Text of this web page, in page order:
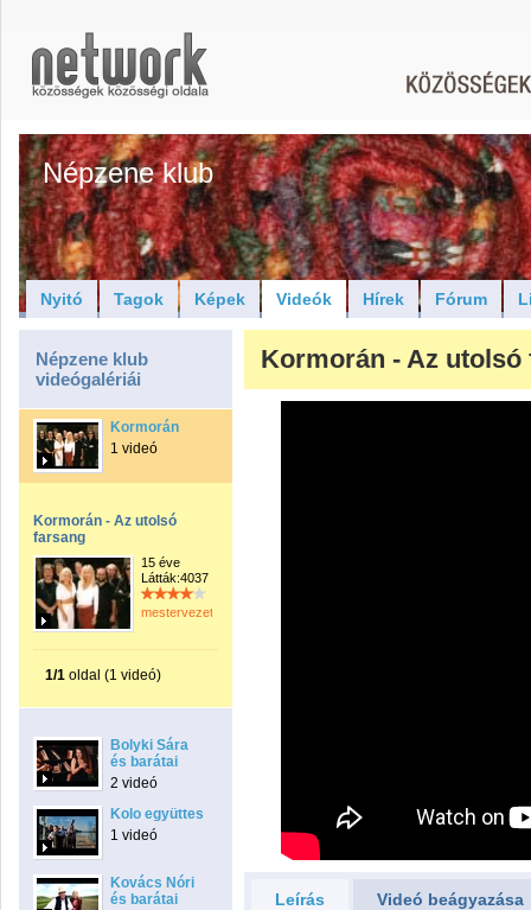
Népzene klub
Nyitó Tagok Képek Videók Hírek Fórum
Népzene klub
videógalériái
Kormorán
1 videó
Kormorán - Az utolsó
farsang
15 éve
Látták:4037
mestervezeto
1/1 oldal (1 videó)
Bolyki Sára
és barátai
2 videó
Kolo együttes
1 videó
Kovács Nóri
és barátai
Kormorán - Az utolsó
Leírás Videó beágyazása